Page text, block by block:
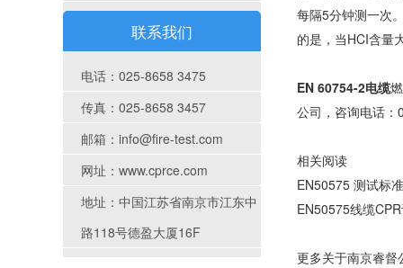
联系我们
电话：025-8658 3475
传真：025-8658 3457
邮箱：info@fire-test.com
网址：www.cprce.com
地址：中国江苏省南京市江东中
路118号德盈大厦16F
每隔5分钟测一次
的是，当HCI含量
EN 60754-2电缆
公司，咨询电话
相关阅读
EN50575 测试标
EN50575线缆
更多关于南京睿